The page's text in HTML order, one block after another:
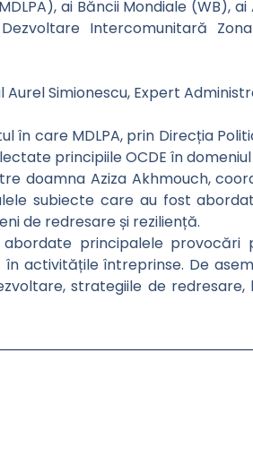
ai Băncii Mondiale (WB),
Intercomunitară
Simionescu, Expert
în care MDLPA, prin Direcția
principiile OCDE în
doamna Aziza Akhmouch,
subiecte care au fost
de redresare și reziliență.
principalele
activitățile întreprinse. De
strategiile de